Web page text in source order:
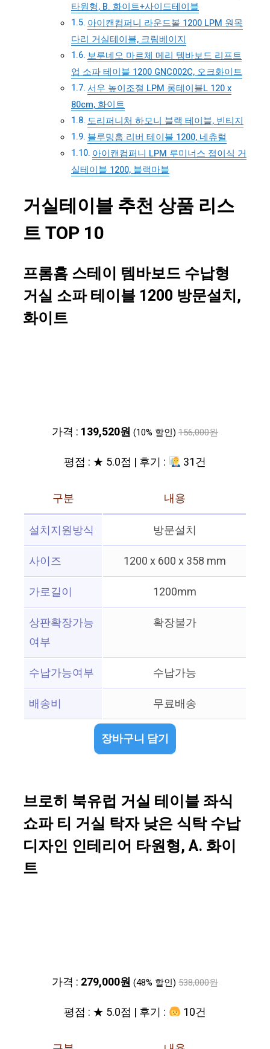
타원형, B. 화이트+사이드테이블
아이캔컴퍼니 라운드볼 1200 LPM 원목
다리 거실테이블, 크림베이지
보루네오 마르체 메리 템바보드 리프트
업 소파 테이블 1200 GNC002C, 오크화이트
서우 높이조절 LPM 롱테이블L 120 x
80cm, 화이트
도리퍼니처 하모니 블랙 테이블, 빈티지
블루밍홈 리버 테이블 1200, 네츄럴
아이캔컴퍼니 LPM 루미너스 접이식 거
실테이블 1200, 블랙마블
거실테이블 추천 상품 리스
트 TOP 10
프롬홈 스테이 템바보드 수납형
거실 소파 테이블 1200 방문설치,
화이트
가격 : 139,520원 (10% 할인) 156,000원
평점 : ★ 5.0점 | 후기 : 31건
구분
내용
설치지원방식
방문설치
사이즈
1200 x 600 x 358 mm
가로길이
1200mm
상판확장가능
여부
확장불가
수납가능여부
수납가능
배송비
무료배송
장바구니 담기
브로히 북유럽 거실 테이블 좌식
쇼파 티 거실 탁자 낮은 식탁 수납
디자인 인테리어 타원형, A. 화이
트
가격 : 279,000원 (48% 할인) 538,000원
평점 : ★ 5.0점 | 후기 : 10건